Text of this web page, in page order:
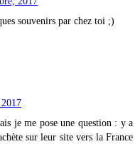
souvenirs par chez toi ;)
je me pose une question : y a
sur leur site vers la France